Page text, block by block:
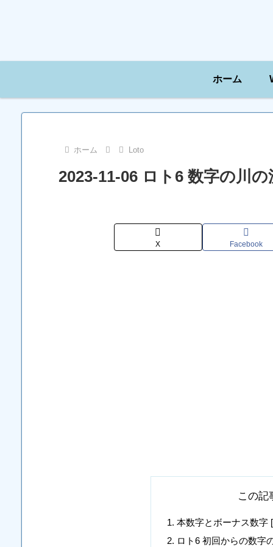
ホーム
ホーム Loto
2023-11-06 ロト6 数字の川
X Facebook
この記
本数字とボーナス数字
ロト6 初回からの数字